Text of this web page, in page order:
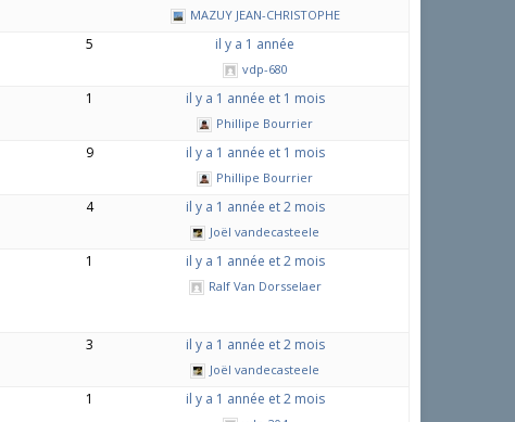
MAZUY JEAN-CHRISTOPHE
5 il y a 1 année
vdp-680
1 il y a 1 année et 1 mois
Phillipe Bourrier
9 il y a 1 année et 1 mois
Phillipe Bourrier
4 il y a 1 année et 2 mois
Joël vandecasteele
1 il y a 1 année et 2 mois
Ralf Van Dorsselaer
3 il y a 1 année et 2 mois
Joël vandecasteele
1 il y a 1 année et 2 mois